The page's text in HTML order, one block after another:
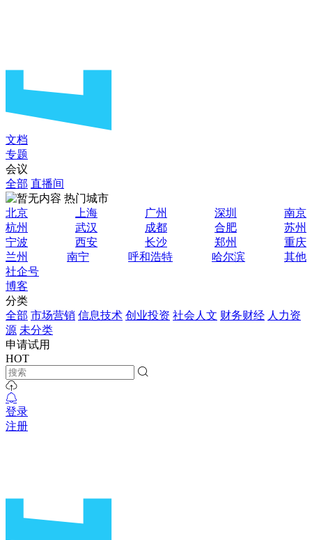
文档
专题
会议
全部 直播间
热门城市
北京
上海 广州 深圳
南京
杭州
武汉 成都 合肥
苏州
宁波
西安 长沙 郑州
重庆
兰州
南宁 呼和浩特 哈尔滨
其他
社企号
博客
分类
全部 市场营销 信息技术 创业投资 社会人文 财务财经 人力资
源 未分类
申请试用
HOT
登录
注册